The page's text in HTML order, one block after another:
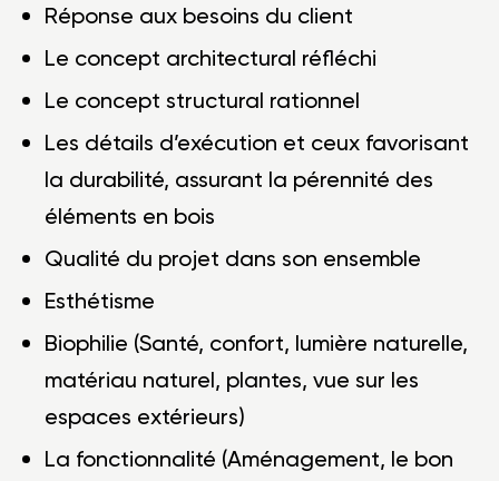
Réponse aux besoins du client
Le concept architectural réfléchi
Le concept structural rationnel
Les détails d’exécution et ceux favorisant
la durabilité, assurant la pérennité des
éléments en bois
Qualité du projet dans son ensemble
Esthétisme
Biophilie (Santé, confort, lumière naturelle,
matériau naturel, plantes, vue sur les
espaces extérieurs)
La fonctionnalité (Aménagement, le bon